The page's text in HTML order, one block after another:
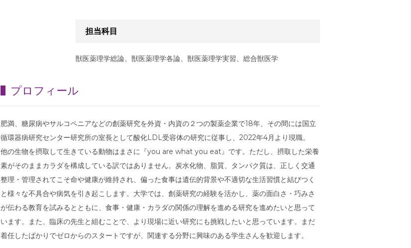
担当科目
獣医薬理学総論、獣医薬理学各論、獣医薬理学実習、総合獣医学
プロフィール
肥満、糖尿病やサルコペニアなどの創薬研究を外資・内資の２つの製薬企業で18年、その間には国立
循環器病研究センター研究所の室長として酸化LDL受容体の研究に従事し、2022年4月より現職。
他の生物を摂取して生きている動物はまさに『you are what you eat』です。ただし、摂取した栄養
素がそのままカラダを構成している訳ではありません。炭水化物、脂質、タンパク質は、正しく交通
整理・管理されてこそ命や健康が維持され、偏った食事は遺伝的背景や不適切な生活習慣と結びつく
と様々な不具合や病気を引き起こします。大学では、創薬研究の経験を活かし、薬の面白さ・巧みさ
が伝わる教育を試みるとともに、食事・健康・カラダの関係の理解を進める研究を進めたいと思って
います。また、臨床の先生と組むことで、より現場に近い研究にも挑戦したいと思っています。まだ
着任したばかりでゼロからのスタートですが、関連する分野に興味のある学生さんを歓迎します。